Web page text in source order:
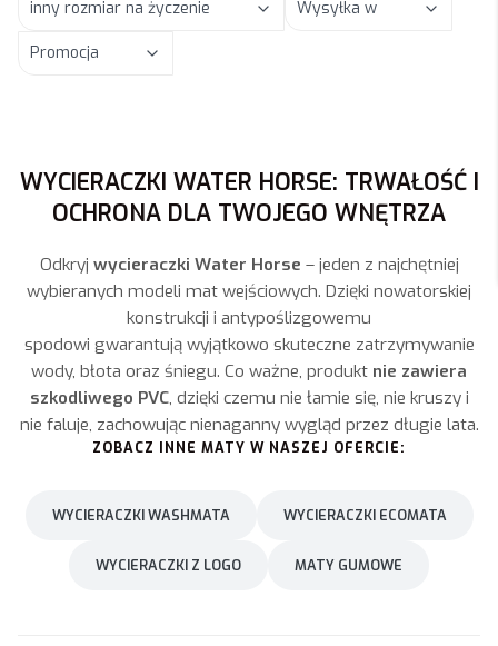
inny rozmiar na życzenie Wysyłka w
Promocja
WYCIERACZKI WATER HORSE: TRWAŁOŚĆ I
OCHRONA DLA TWOJEGO WNĘTRZA
Odkryj wycieraczki Water Horse – jeden z najchętniej
wybieranych modeli mat wejściowych. Dzięki nowatorskiej
konstrukcji i antypoślizgowemu
spodowi gwarantują wyjątkowo skuteczne zatrzymywanie
wody, błota oraz śniegu. Co ważne, produkt nie zawiera
szkodliwego PVC, dzięki czemu nie łamie się, nie kruszy i
nie faluje, zachowując nienaganny wygląd przez długie lata.
ZOBACZ INNE MATY W NASZEJ OFERCIE:
WYCIERACZKI WASHMATA WYCIERACZKI ECOMATA
WYCIERACZKI Z LOGO MATY GUMOWE